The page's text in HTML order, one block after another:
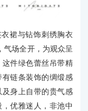
裙与钻饰刺绣胸衣
气场全开，为观众呈
件绿色蕾丝吊带精
链条装饰的绸缎感
身上自带的贵气感
优雅迷人，非池中